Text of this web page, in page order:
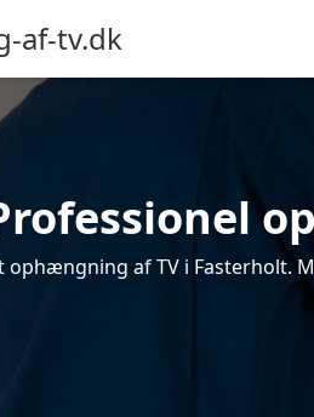
af-tv.dk
ophængning af TV i Fasterholt.